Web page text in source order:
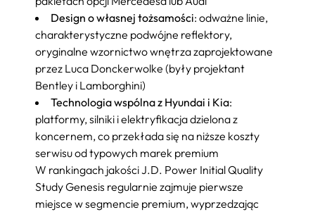
Design o własnej tożsamości: odważne linie,
charakterystyczne podwójne reflektory,
oryginalne wzornictwo wnętrza zaprojektowane
przez Luca Donckerwolke (były projektant
Bentley i Lamborghini)
Technologia wspólna z Hyundai i Kia:
platformy, silniki i elektryfikacja dzielona z
koncernem, co przekłada się na niższe koszty
serwisu od typowych marek premium
W rankingach jakości J.D. Power Initial Quality
Study Genesis regularnie zajmuje pierwsze
miejsce w segmencie premium, wyprzedzając